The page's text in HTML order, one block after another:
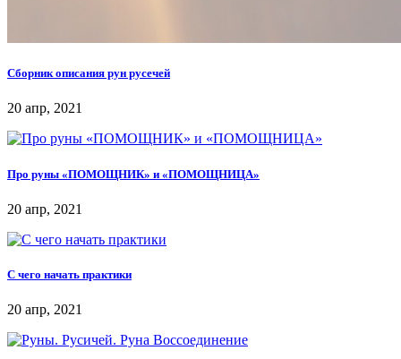
Сборник описания рун русечей
20 апр, 2021
Про руны «ПОМОЩНИК» и «ПОМОЩНИЦА»
20 апр, 2021
С чего начать практики
20 апр, 2021